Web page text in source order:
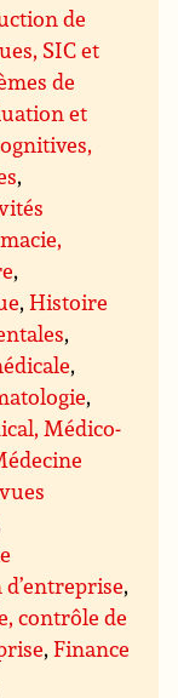
de
SIC et
de
et
,
,
,Histoire
,
,
,
Médico-
,
contrôle de
,Finance